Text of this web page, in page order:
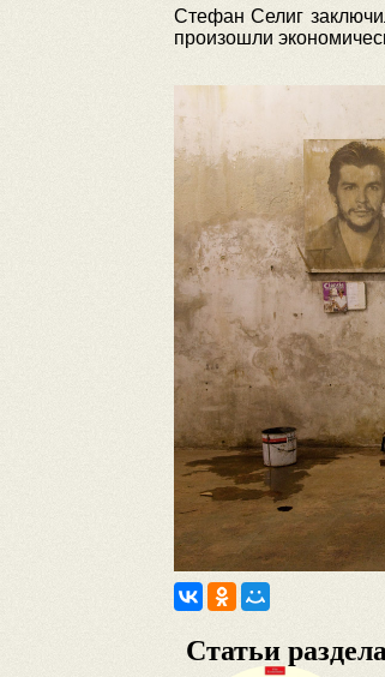
Стефан Селиг
произошли
Статьи